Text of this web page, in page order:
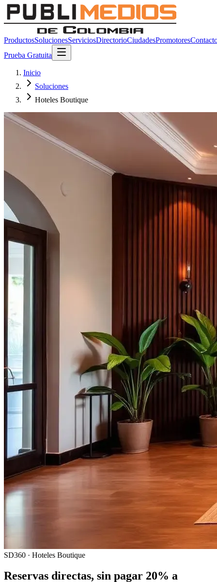
ProductosSolucionesServiciosDirectorioCiudadesPromotores
Prueba Gratuita
Inicio
Soluciones
Hoteles Boutique
SD360 · Hoteles Boutique
Reservas directas, sin pagar 20% a